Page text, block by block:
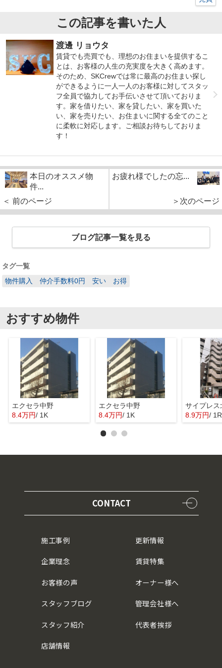
この記事を書いた人
渡邊 リョウタ
賃貸でも売買でも、理想のお住まいを提供するこ
とは、お客様の人生の充実度を大きく高めます。
そのため、SKCrewでは常に最高のお住まい探し
ができるように一人一人のお客様に対してスタッ
フ全員で協力してお手伝いさせて頂いておりま
す。家を借りたい、家を貸したい、家を買いた
い、家を売りたい、お住まいに関する全てのこと
に柔軟に対応します。ご相談お待ちしておりま
す！
本日のオススメ物
件...
＜ 前のページ
お疲れ様でしたの忘...
＞次のページ
ブログ記事一覧を見る
タグ一覧
物件購入 仲介手数料0円 安い お得
おすすめ物件
エクセラ中野
8.4万円/ 1K
エクセラ中野
8.4万円/ 1K
サイプレス
8.9万円/ 1R
CONTACT
施工事例
企業理念
お客様の声
スタッフブログ
スタッフ紹介
店舗情報
更新情報
賃貸特集
オーナー様へ
管理会社様へ
代表者挨拶